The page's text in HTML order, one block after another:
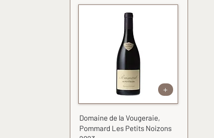
+
Domaine de la Vougeraie,
Pommard Les Petits Noizons